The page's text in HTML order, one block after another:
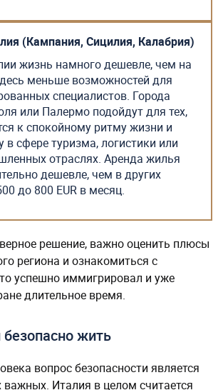
(Кампания, Сицилия, Калабрия)
жизнь намного дешевле, чем на
меньше возможностей для
специалистов. Города
или Палермо подойдут для тех,
к спокойному ритму жизни и
в сфере туризма, логистики или
отраслях. Аренда жилья
дешевле, чем в других
до 800 EUR в месяц.
решение, важно оценить плюсы
региона и ознакомиться с
успешно иммигрировал и уже
длительное время.
жить
вопрос безопасности является
Италия в целом считается